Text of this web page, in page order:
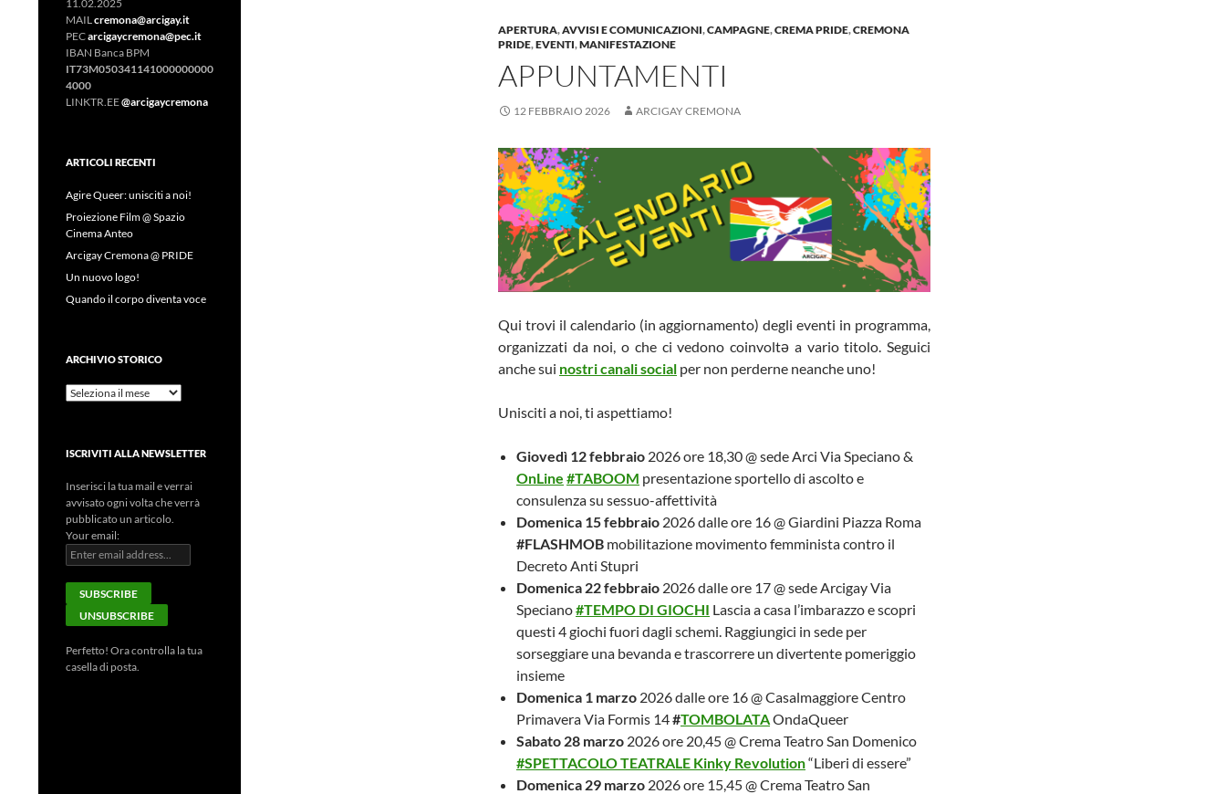
APERTURA,AVVISI E COMUNICAZIONI,CAMPAGNE,CREMA PRIDE,CREMONA
PRIDE,EVENTI,MANIFESTAZIONE
APPUNTAMENTI
12 FEBBRAIO 2026 ARCIGAY CREMONA
Qui trovi il calendario (in aggiornamento) degli eventi in programma,
organizzati da noi, o che ci vedono coinvoltə a vario titolo. Seguici
anche sui nostri canali social per non perderne neanche uno!
Unisciti a noi, ti aspettiamo!
Giovedì 12 febbraio 2026 ore 18,30 @ sede Arci Via Speciano &
OnLine #TABOOM presentazione sportello di ascolto e
consulenza su sessuo-affettività
Domenica 15 febbraio 2026 dalle ore 16 @ Giardini Piazza Roma
#FLASHMOB mobilitazione movimento femminista contro il
Decreto Anti Stupri
Domenica 22 febbraio 2026 dalle ore 17 @ sede Arcigay Via
Speciano#TEMPO DI GIOCHI Lascia a casa l’imbarazzo e scopri
questi 4 giochi fuori dagli schemi. Raggiungici in sede per
sorseggiare una bevanda e trascorrere un divertente pomeriggio
insieme
Domenica 1 marzo 2026 dalle ore 16 @ Casalmaggiore Centro
Primavera Via Formis 14#TOMBOLATAOndaQueer
Sabato 28 marzo 2026 ore 20,45 @ Crema Teatro San Domenico
#SPETTACOLO TEATRALE Kinky Revolution“Liberi di essere”
Domenica 29 marzo 2026 ore 15,45 @ Crema Teatro San
11.02.2025
MAILcremona@arcigay.it
PECarcigaycremona@pec.it
IBAN Banca BPM
IT73M050341141000000000
4000
LINKTR.EE@arcigaycremona
ARTICOLI RECENTI
Agire Queer: unisciti a noi!
Proiezione Film @ Spazio
Cinema Anteo
Arcigay Cremona @ PRIDE
Un nuovo logo!
Quando il corpo diventa voce
ARCHIVIO STORICO
Archivio
ISCRIVITI ALLA NEWSLETTER
Inserisci la tua mail e verrai
avvisato ogni volta che verrà
pubblicato un articolo.
Your email:
Perfetto! Ora controlla la tua
casella di posta.